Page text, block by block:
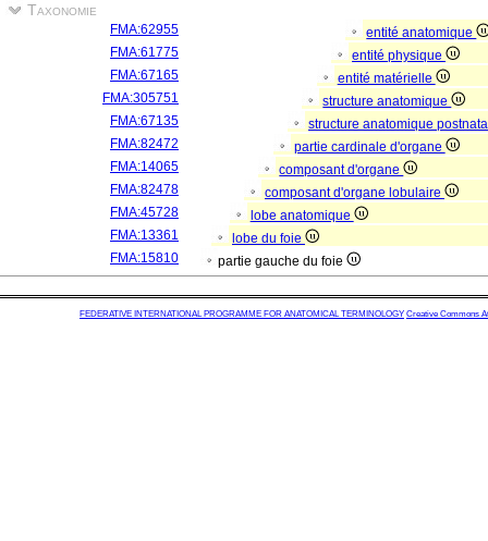
Taxonomie
FMA:62955
entité anatomique
FMA:61775
entité physique
FMA:67165
entité matérielle
FMA:305751
structure anatomique
FMA:67135
structure anatomique
FMA:82472
partie cardinale d'organe
FMA:14065
composant d'organe
FMA:82478
composant d'organe lobulaire
FMA:45728
lobe anatomique
FMA:13361
lobe du foie
FMA:15810
partie gauche du foie
FEDERATIVE INTERNATIONAL PROGRAMME FOR ANATOMICAL TERMINOLOGY Creative Commons